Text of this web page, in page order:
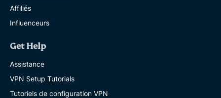
Affiliés
Influenceurs
Get Help
Assistance
VPN Setup Tutorials
Tutoriels de configuration VPN